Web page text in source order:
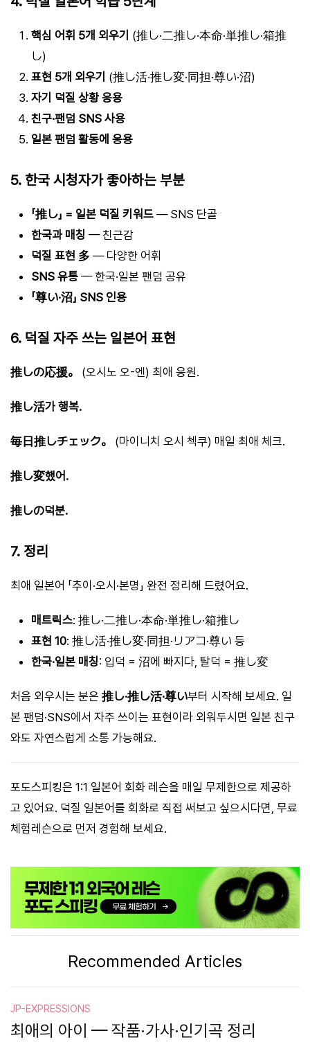
핵심 어휘 5개 외우기 (推し·二推し·本命·単推し·箱推
し)
표현 5개 외우기 (推し活·推し変·同担·尊い·沼)
자기 덕질 상황 응용
친구·팬덤 SNS 사용
일본 팬덤 활동에 응용
5. 한국 시청자가 좋아하는 부분
「推し」 = 일본 덕질 키워드 — SNS 단골
한국과 매칭 — 친근감
덕질 표현 多 — 다양한 어휘
SNS 유통 — 한국·일본 팬덤 공유
「尊い·沼」 SNS 인용
6. 덕질 자주 쓰는 일본어 표현
推しの応援。 (오시노 오-엔) 최애 응원.
推し活가 행복.
毎日推しチェック。 (마이니치 오시 첵쿠) 매일 최애 체크.
推し変했어.
推しの덕분.
7. 정리
최애 일본어 「추이·오시·본명」 완전 정리해 드렸어요.
매트릭스: 推し·二推し·本命·単推し·箱推し
표현 10: 推し活·推し変·同担·リアコ·尊い 등
한국·일본 매칭: 입덕 = 沼에 빠지다, 탈덕 = 推し変
처음 외우시는 분은 推し·推し活·尊い부터 시작해 보세요. 일
본 팬덤·SNS에서 자주 쓰이는 표현이라 외워두시면 일본 친구
와도 자연스럽게 소통 가능해요.
포도스피킹은 1:1 일본어 회화 레슨을 매일 무제한으로 제공하
고 있어요. 덕질 일본어를 회화로 직접 써보고 싶으시다면, 무료
체험레슨으로 먼저 경험해 보세요.
Recommended Articles
JP-EXPRESSIONS
최애의 아이 — 작품·가사·인기곡 정리